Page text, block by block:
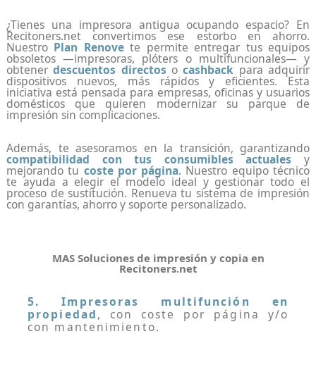
¿Tienes una impresora antigua ocupando espacio? En
Recitoners.net convertimos ese estorbo en ahorro.
Nuestro Plan Renovete permite entregar tus equipos
obsoletos —impresoras, plóters o multifuncionales— y
obtenerdescuentos directos ocashback para adquirir
dispositivos nuevos, más rápidos y eficientes. Esta
iniciativa está pensada para empresas, oficinas y usuarios
domésticos que quieren modernizar su parque de
impresión sin complicaciones.
Además, te asesoramos en la transición, garantizando
compatibilidad con tus consumibles actuales y
mejorando tu coste por página. Nuestro equipo técnico
te ayuda a elegir el modelo ideal y gestionar todo el
proceso de sustitución. Renueva tu sistema de impresión
con garantías, ahorro y soporte personalizado.
MAS Soluciones de impresión y copia en
Recitoners.net
5. Impresoras multifunción en
propiedad, con coste por página y/o
con mantenimiento.